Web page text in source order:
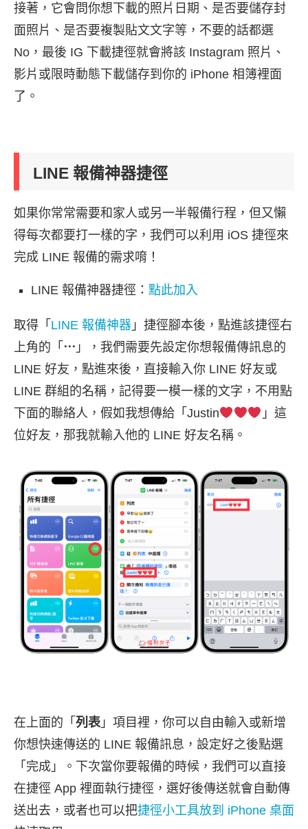
接著，它會問你想下載的照片日期、是否要儲存封
面照片、是否要複製貼文文字等，不要的話都選
No，最後 IG 下載捷徑就會將該 Instagram 照片、
影片或限時動態下載儲存到你的 iPhone 相簿裡面
了。
LINE 報備神器捷徑
如果你常常需要和家人或另一半報備行程，但又懶
得每次都要打一樣的字，我們可以利用 iOS 捷徑來
完成 LINE 報備的需求唷！
LINE 報備神器捷徑： 點此加入
取得「 LINE 報備神器 」捷徑腳本後，點進該捷徑右
上角的「 ⋯ 」，我們需要先設定你想報備傳訊息的
LINE 好友，點進來後，直接輸入你 LINE 好友或
LINE 群組的名稱，記得要一模一樣的文字，不用點
下面的聯絡人，假如我想傳給「Justin
」這
位好友，那我就輸入他的 LINE 好友名稱。
在上面的「 列表 」項目裡，你可以自由輸入或新增
你想快速傳送的 LINE 報備訊息，設定好之後點選
「完成」。下次當你要報備的時候，我們可以直接
在捷徑 App 裡面執行捷徑，選好後傳送就會自動傳
送出去，或者也可以把捷徑小工具放到 iPhone 桌面